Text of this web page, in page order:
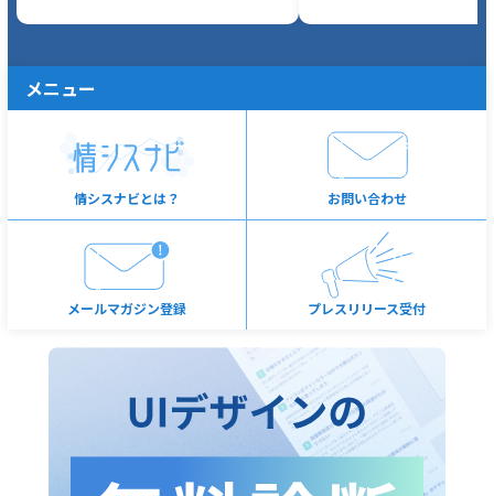
メニュー
情シスナビとは？ お問い合わせ
メールマガジン登録 プレスリリース受付